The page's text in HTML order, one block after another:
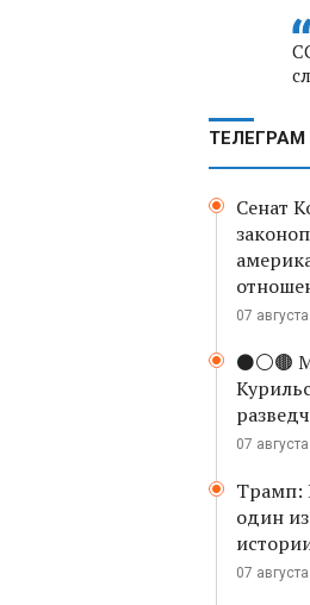
ТЕЛЕГРАМ
Сенат
07
⚫️⚪️🟤
07
Трамп:
один
07